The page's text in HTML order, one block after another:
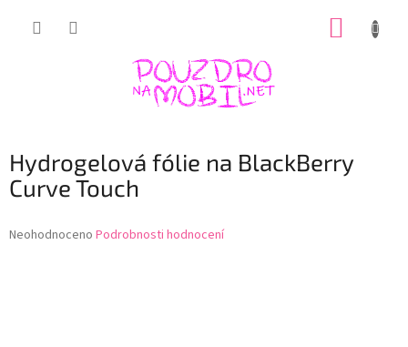
Hydrogelová fólie na BlackBerry
Curve Touch
Průměrné
Neohodnoceno Podrobnosti hodnocení